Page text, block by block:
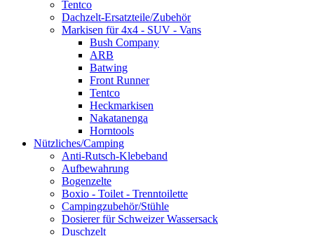
Tentco
Dachzelt-Ersatzteile/Zubehör
Markisen für 4x4 - SUV - Vans
Bush Company
ARB
Batwing
Front Runner
Tentco
Heckmarkisen
Nakatanenga
Horntools
Nützliches/Camping
Anti-Rutsch-Klebeband
Aufbewahrung
Bogenzelte
Boxio - Toilet - Trenntoilette
Campingzubehör/Stühle
Dosierer für Schweizer Wassersack
Duschzelt